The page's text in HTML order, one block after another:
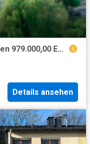
Haus zum Kaufen in Essen Werden 979.000,00 EUR 351 m²
Details ansehen